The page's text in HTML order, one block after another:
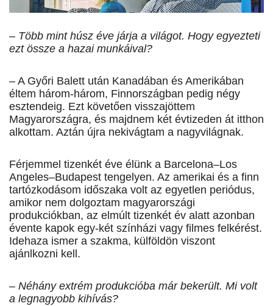
– Több mint húsz éve járja a világot. Hogy egyezteti
ezt össze a hazai munkáival?
– A Győri Balett után Kanadában és Amerikában
éltem három-három, Finnországban pedig négy
esztendeig. Ezt követően visszajöttem
Magyarországra, és majdnem két évtizeden át itthon
alkottam. Aztán újra nekivágtam a nagyvilágnak.
Férjemmel tizenkét éve élünk a Barcelona–Los
Angeles–Budapest tengelyen. Az amerikai és a finn
tartózkodásom időszaka volt az egyetlen periódus,
amikor nem dolgoztam magyarországi
produkciókban, az elmúlt tizenkét év alatt azonban
évente kapok egy-két színházi vagy filmes felkérést.
Idehaza ismer a szakma, külföldön viszont
ajánlkozni kell.
– Néhány extrém produkcióba már bekerült. Mi volt
a legnagyobb kihívás?